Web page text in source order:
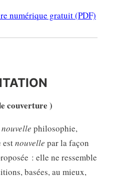
numérique gratuit (PDF)
couverture )
nouvelle philosophie,
estnouvelle par la façon
: elle ne ressemble
basées, au mieux,